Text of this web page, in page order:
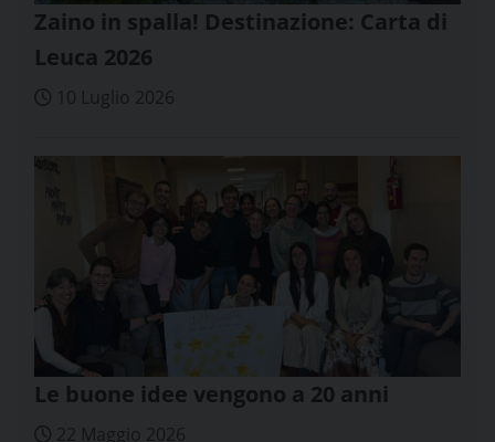
Zaino in spalla! Destinazione: Carta di
Leuca 2026
10 Luglio 2026
Le buone idee vengono a 20 anni
22 Maggio 2026